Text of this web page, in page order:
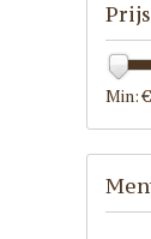
Prijs
Min: €